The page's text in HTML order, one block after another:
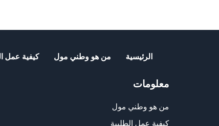
الرئيسية من هو وطني مول كيفية عمل
معلومات
من هو وطني مول
كيفية عمل الطلبية